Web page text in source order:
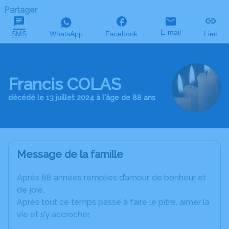
Partager
SMS WhatsApp Facebook E-mail Lien
Francis COLAS
décédé le 13 juillet 2024 à l'âge de 88 ans
Message de la famille
Après 88 années remplies d’amour, de bonheur et
de joie,
Après tout ce temps passé à faire le pitre, aimer la
vie et s’y accrocher,